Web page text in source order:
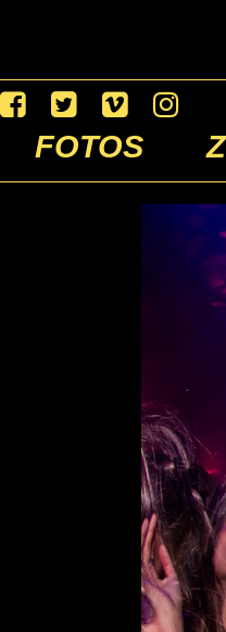
FOTOS